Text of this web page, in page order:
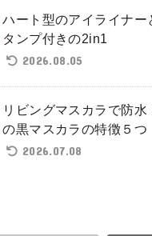
ハート型のアイライナー
タンプ付きの2in1
2026.08.05
リビングマスカラで防水
の黒マスカラの特徴５つ
2026.07.08